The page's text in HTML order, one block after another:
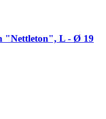
"Nettleton", L -​ Ø 19